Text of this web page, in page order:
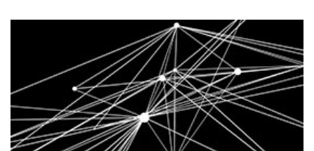
PROYECTO